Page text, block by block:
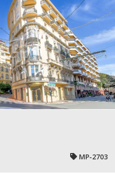
MP-2703